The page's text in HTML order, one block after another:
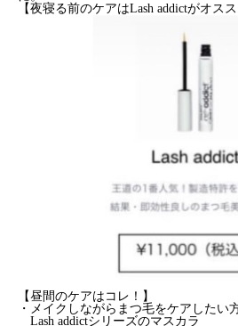
【夜寝る前のケアはLash addictがオスス
【昼間のケアはコレ！】
・メイクしながらまつ毛をケアしたい
Lash addictシリーズのマスカラ